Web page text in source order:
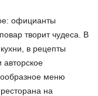
официанты
творит чудеса. В
в рецепты
меню
на